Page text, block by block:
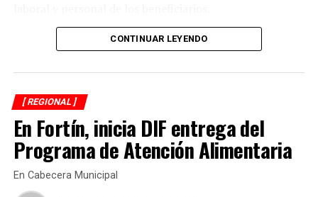
Durante la campaña fueron atendidas niñas, niños,
adolescentes, jóvenes, adultos y personas adultas
mayores, quienes previamente se sometieron a
valoraciones visuales para determinar la graduación
adecuada y recibir lentes acordes a sus necesidades.
El presidente del organismo asistencial señaló que una
buena salud visual es fundamental para el aprendizaje
de los estudiantes, el desempeño de quienes trabajan y
la autonomía de las personas adultas mayores, por lo
CONTINUAR LEYENDO
[ REGIONAL ]
En Fortín, inicia DIF entrega del
Programa de Atención Alimentaria
En Cabecera Municipal